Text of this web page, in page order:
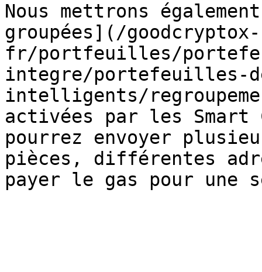
Nous mettrons
groupées](/goodcryptox-
fr/portfeuilles/
integre/portefeuilles-
intelligents/
activées par les Smart
pourrez envoyer
pièces, différentes